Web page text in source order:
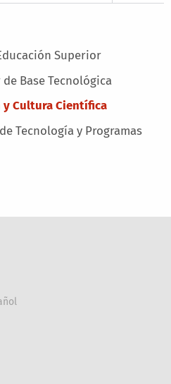
Superior
Base Tecnológica
y Cultura Científica
Tecnología y Programas